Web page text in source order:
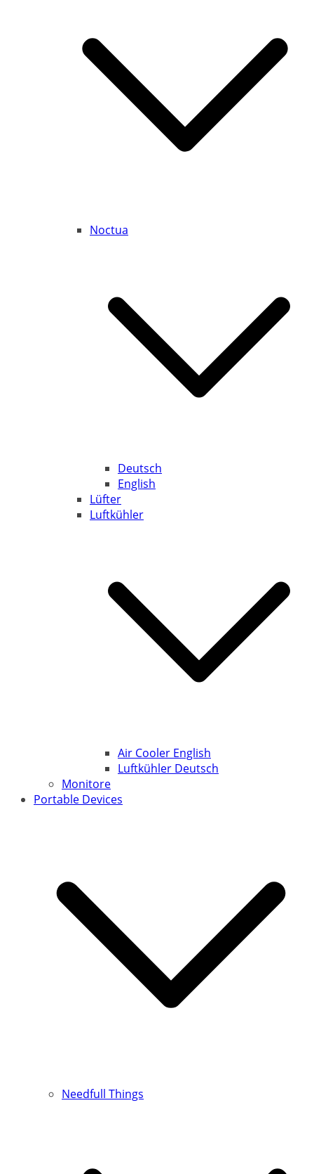
Noctua
Deutsch
English
Lüfter
Luftkühler
Air Cooler English
Luftkühler Deutsch
Monitore
Portable Devices
Needfull Things